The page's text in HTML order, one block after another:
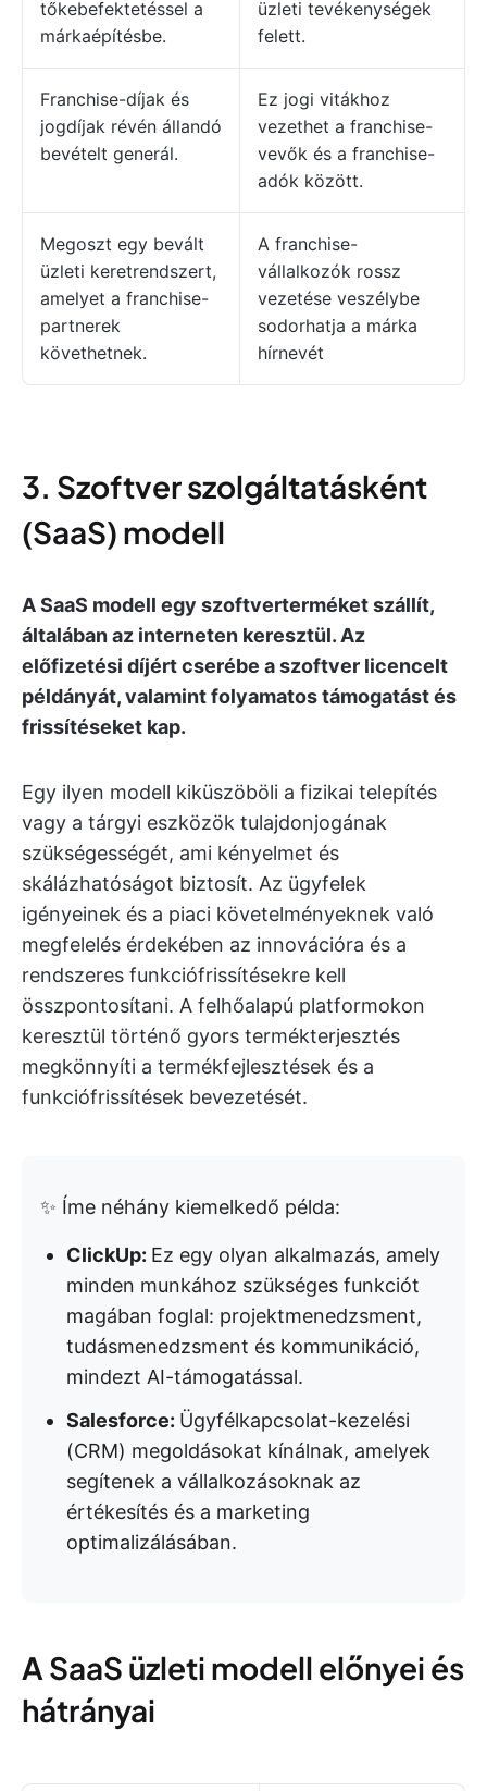
tőkebefektetéssel a
márkaépítésbe.
üzleti tevékenységek
felett.
Franchise-díjak és
jogdíjak révén állandó
bevételt generál.
Ez jogi vitákhoz
vezethet a franchise-
vevők és a franchise-
adók között.
Megoszt egy bevált
üzleti keretrendszert,
amelyet a franchise-
partnerek
követhetnek.
A franchise-
vállalkozók rossz
vezetése veszélybe
sodorhatja a márka
hírnevét
3. Szoftver szolgáltatásként
(SaaS) modell
A SaaS modell egy szoftverterméket szállít,
általában az interneten keresztül. Az
előfizetési díjért cserébe a szoftver licencelt
példányát, valamint folyamatos támogatást és
frissítéseket kap.
Egy ilyen modell kiküszöböli a fizikai telepítés
vagy a tárgyi eszközök tulajdonjogának
szükségességét, ami kényelmet és
skálázhatóságot biztosít. Az ügyfelek
igényeinek és a piaci követelményeknek való
megfelelés érdekében az innovációra és a
rendszeres funkciófrissítésekre kell
összpontosítani. A felhőalapú platformokon
keresztül történő gyors termékterjesztés
megkönnyíti a termékfejlesztések és a
funkciófrissítések bevezetését.
✨ Íme néhány kiemelkedő példa:
ClickUp: Ez egy olyan alkalmazás, amely
minden munkához szükséges funkciót
magában foglal: projektmenedzsment,
tudásmenedzsment és kommunikáció,
mindezt AI-támogatással.
Salesforce: Ügyfélkapcsolat-kezelési
(CRM) megoldásokat kínálnak, amelyek
segítenek a vállalkozásoknak az
értékesítés és a marketing
optimalizálásában.
A SaaS üzleti modell előnyei és
hátrányai